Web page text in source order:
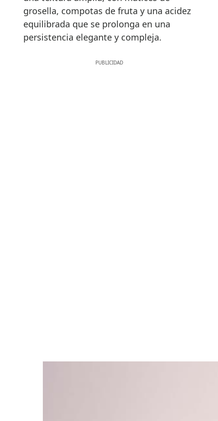
grosella, compotas de fruta y una acidez
equilibrada que se prolonga en una
persistencia elegante y compleja.